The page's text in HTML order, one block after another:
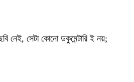
নেই, সেটা কোনো ডকুমেন্টারি ই নয়;